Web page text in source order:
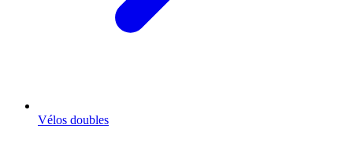
Vélos doubles